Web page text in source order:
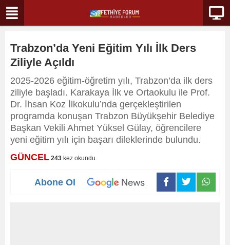
Trabzon’da Yeni Eğitim Yılı İlk Ders
Ziliyle Açıldı
2025-2026 eğitim-öğretim yılı, Trabzon’da ilk ders
ziliyle başladı. Karakaya İlk ve Ortaokulu ile Prof.
Dr. İhsan Koz İlkokulu’nda gerçekleştirilen
programda konuşan Trabzon Büyükşehir Belediye
Başkan Vekili Ahmet Yüksel Gülay, öğrencilere
yeni eğitim yılı için başarı dileklerinde bulundu.
GÜNCEL 243 kez okundu.
Abone Ol